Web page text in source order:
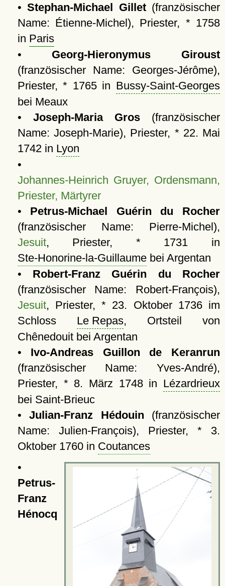
•Stephan-Michael Gillet(französischer
Name: Étienne-Michel), Priester, * 1758
in Paris
• Georg-Hieronymus Giroust
(französischer Name: Georges-Jérôme),
Priester, * 1765 in Bussy-Saint-Georges
bei Meaux
• Joseph-Maria Gros(französischer
Name: Joseph-Marie), Priester, * 22. Mai
1742 in Lyon
•
Johannes-Heinrich Gruyer, Ordensmann,
Priester, Märtyrer
• Petrus-Michael Guérin du Rocher
(französischer Name: Pierre-Michel),
Jesuit, Priester, * 1731 in
Ste-Honorine-la-Guillaumebei Argentan
• Robert-Franz Guérin du Rocher
(französischer Name: Robert-François),
Jesuit, Priester, * 23. Oktober 1736 im
Schloss Le Repas, Ortsteil von
Chênedouit bei Argentan
• Ivo-Andreas Guillon de Keranrun
(französischer Name: Yves-André),
Priester, * 8. März 1748 in Lézardrieux
bei Saint-Brieuc
•Julian-Franz Hédouin (französischer
Name: Julien-François), Priester, * 3.
Oktober 1760 in Coutances
•
Petrus-
Franz
Hénocq